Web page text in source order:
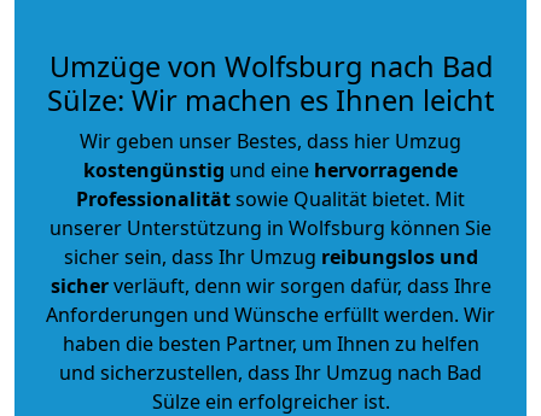
Umzüge von Wolfsburg nach Bad
Sülze: Wir machen es Ihnen leicht
Wir geben unser Bestes, dass hier Umzug
kostengünstig und eine hervorragende
Professionalitätsowie Qualität bietet. Mit
unserer Unterstützung in Wolfsburg können Sie
sicher sein, dass Ihr Umzug reibungslos und
sicherverläuft, denn wir sorgen dafür, dass Ihre
Anforderungen und Wünsche erfüllt werden. Wir
haben die besten Partner, um Ihnen zu helfen
und sicherzustellen, dass Ihr Umzug nach Bad
Sülze ein erfolgreicher ist.